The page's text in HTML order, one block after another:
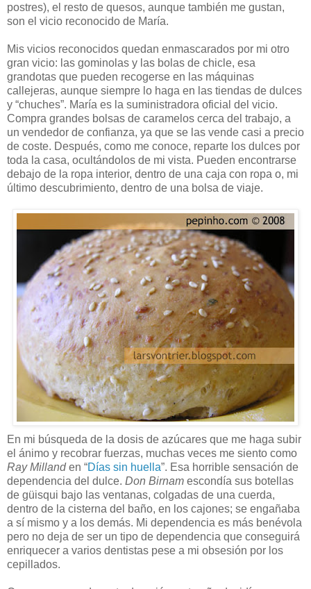
postres), el resto de quesos, aunque también me gustan,
son el vicio reconocido de María.
Mis vicios reconocidos quedan enmascarados por mi otro
gran vicio: las gominolas y las bolas de chicle, esa
grandotas que pueden recogerse en las máquinas
callejeras, aunque siempre lo haga en las tiendas de dulces
y “chuches”. María es la suministradora oficial del vicio.
Compra grandes bolsas de caramelos cerca del trabajo, a
un vendedor de confianza, ya que se las vende casi a precio
de coste. Después, como me conoce, reparte los dulces por
toda la casa, ocultándolos de mi vista. Pueden encontrarse
debajo de la ropa interior, dentro de una caja con ropa o, mi
último descubrimiento, dentro de una bolsa de viaje.
En mi búsqueda de la dosis de azúcares que me haga subir
el ánimo y recobrar fuerzas, muchas veces me siento como
Ray Millanden “Días sin huella”. Esa horrible sensación de
dependencia del dulce. Don Birnam escondía sus botellas
de güisqui bajo las ventanas, colgadas de una cuerda,
dentro de la cisterna del baño, en los cajones; se engañaba
a sí mismo y a los demás. Mi dependencia es más benévola
pero no deja de ser un tipo de dependencia que conseguirá
enriquecer a varios dentistas pese a mi obsesión por los
cepillados.